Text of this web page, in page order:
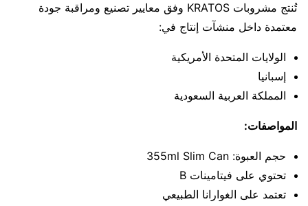
تُنتج مشروبات KRATOS وفق معايير تصنيع ومراقبة جودة
معتمدة داخل منشآت إنتاج في:
الولايات المتحدة الأمريكية
إسبانيا
المملكة العربية السعودية
المواصفات:
حجم العبوة: 355ml Slim Can
تحتوي على فيتامينات B
تعتمد على الغوارانا الطبيعي